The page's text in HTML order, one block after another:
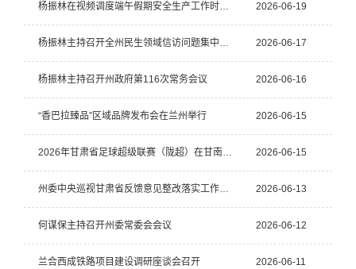
2026-06-19
杨振林在视频调度端午假期安全生产工作时强调 压紧靠实工作责任 守好假期安全底线 确保群众平安祥和过节
2026-06-17
杨振林主持召开全州民生领域信访问题集中治理工作推进会
2026-06-16
杨振林主持召开州政府第116次常务会议
2026-06-15
“香巴拉臻品”区域品牌发布会在兰州举行
2026-06-15
2026年甘肃省足球超级联赛（陇超）在甘南开赛
2026-06-13
州委中央巡视甘肃省反馈意见整改落实工作领导小组会议召开
2026-06-12
何谋保主持召开州委常委会会议
2026-06-11
兰合西成铁路项目建设调研座谈会召开